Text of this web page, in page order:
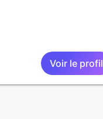
Voir le profil